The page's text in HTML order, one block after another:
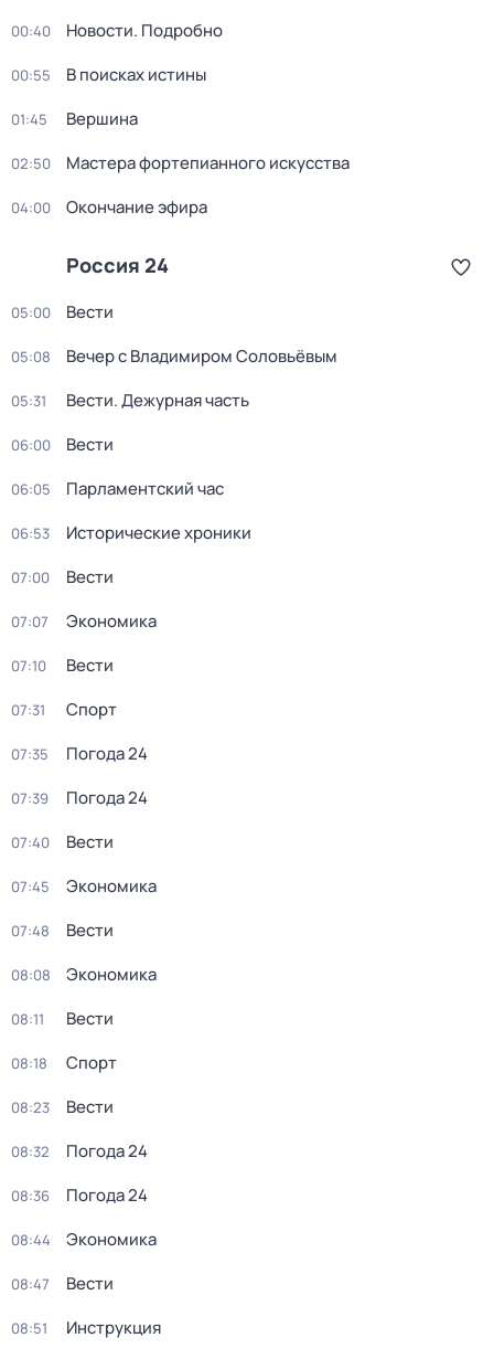
00:40 Новости. Подробно
00:55 В поисках истины
01:45 Вершина
02:50 Мастера фортепианного искусства
04:00 Окончание эфира
Россия 24
05:00 Вести
05:08 Вечер с Владимиром Соловьёвым
05:31 Вести. Дежурная часть
06:00 Вести
06:05 Парламентский час
06:53 Исторические хроники
07:00 Вести
07:07 Экономика
07:10 Вести
07:31 Спорт
07:35 Погода 24
07:39 Погода 24
07:40 Вести
07:45 Экономика
07:48 Вести
08:08 Экономика
08:11 Вести
08:18 Спорт
08:23 Вести
08:32 Погода 24
08:36 Погода 24
08:44 Экономика
08:47 Вести
08:51 Инструкция